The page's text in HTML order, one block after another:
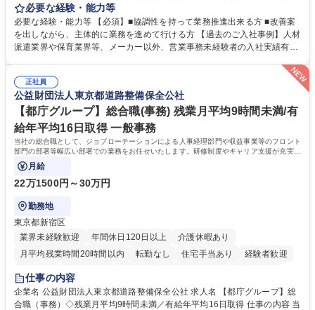
の作成・カタログ送付・来客対応・営業所内で発生する事務業務や業務改
善をお任せ。 【教育制度】ご入社後、育成担当とペアになりながらOJTに
て業務を覚えていただくことが可能です。業務システムがきちんと構築さ
れているため、スムーズに仕事に慣れることができる環境です。また、
常に改善を目指す風土のため、安心して業務に取り組んでいただけます。
募集職種 【大阪・京都・滋賀】営業事務 ※未経験可
必要な経験・能力等
必要な経験・能力等 【必須】■協調性を持って業務推進出来る方 ■改善案
を出しながら、主体的に業務を進めて行ける方 【過去のご入社事例】人材
派遣業界や保育業界等、メーカー以外、営業事務未経験者の入社実績有
により、キーエンスの付加価値向上に貢献します。ベースの定型業務に加
えて、お客様や社員の状況に合わせ、能動的なサポート、改善の動きも期
待され。組織を支えるスペシャリストとして、チームに貢献し、結果的に
社員から頼られる存在になることができます。平均19:30の退勤以降の業
務の持ち帰りも禁止されており、メリハリのある働き方となります。 学
歴・資格 学歴：大学院 大学 高専 短大 語学力： 資格：
正社員
公益財団法人東京都道路整備保全公社
【都庁グループ】総合職(事務) 残業月平均9時間未満/有
給年平均16日取得 一般事務
当社の総合職として、ジョブローテーションによる人事経理部門や収益事業等のフロント
部門の部署等幅広い部署での業務をお任せいたします。研修制度やキャリア支援が充実し
ております！ ※下記業務詳細
月給
22万1500円～30万円
勤務地
東京都新宿区
業界未経験歓迎
年間休日120日以上
介護休暇あり
月平均残業時間20時間以内
転勤なし 住宅手当あり
経験者歓迎
研修あり
退職金あり
駅近5分以内
資格取得手当あり 食事補助あり
仕事の内容
企業名 公益財団法人東京都道路整備保全公社 求人名 【都庁グループ】総
合職（事務）◇残業月平均9時間未満／有給年平均16日取得 仕事の内容 当